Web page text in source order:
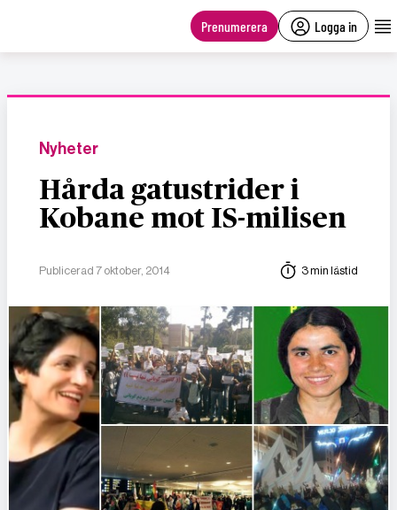
Prenumerera Logga in
Nyheter
Hårda gatustrider i
Kobane mot IS-milisen
Publicerad 7 oktober, 2014 3 min lästid